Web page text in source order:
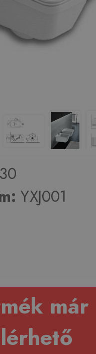
YXJ001
már